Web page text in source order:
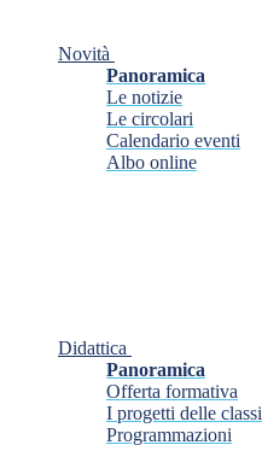
Novità
Panoramica
Le notizie
Le circolari
Calendario eventi
Albo online
Didattica
Panoramica
Offerta formativa
I progetti delle classi
Programmazioni